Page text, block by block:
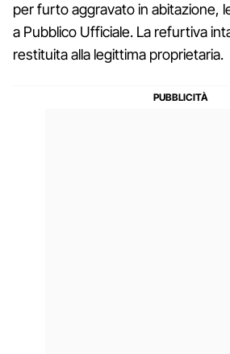
per furto aggravato in abitazione,
a Pubblico Ufficiale. La refurtiva
restituita alla legittima proprietaria.